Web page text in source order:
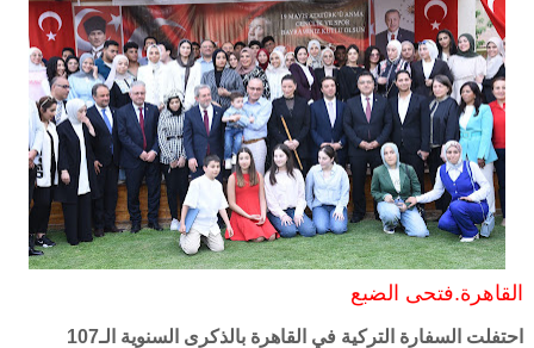
القاهرة.فتحى الضبع
احتفلت السفارة التركية في القاهرة بالذكرى السنوية الـ107